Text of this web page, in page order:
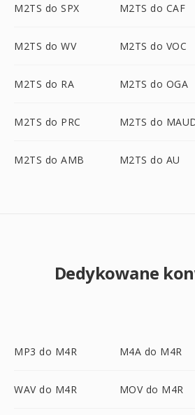
M2TS do SPX M2TS do CAF
M2TS do WV M2TS do VOC
M2TS do RA M2TS do OGA
M2TS do PRC M2TS do
M2TS do AMB M2TS do AU
Dedykowane
MP3 do M4R M4A do M4R
WAV do M4R MOV do M4R